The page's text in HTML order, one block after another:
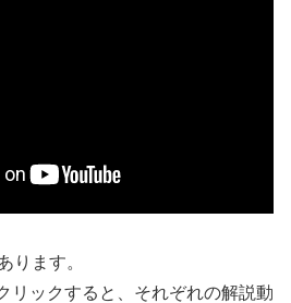
ります。
リックすると、それぞれの解説動